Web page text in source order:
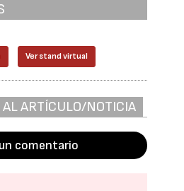
Ver stand virtual
ARTÍCULO/NOTICIA
comentario